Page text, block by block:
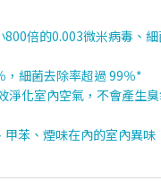
800倍的0.003微米病毒、
，細菌去除率超過 99％*
淨化室內空氣，不會產生
苯、煙味在內的室內異味